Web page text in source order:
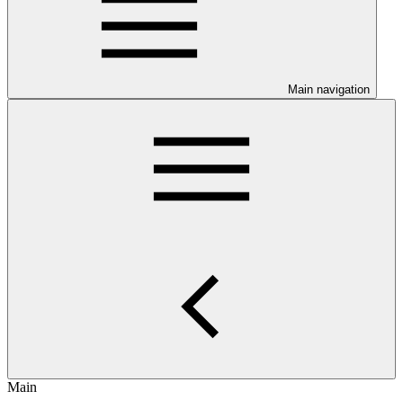
Main navigation
Main